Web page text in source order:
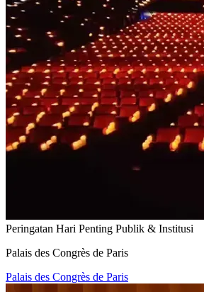
Peringatan Hari Penting Publik & Institusi
Palais des Congrès de Paris
Palais des Congrès de Paris